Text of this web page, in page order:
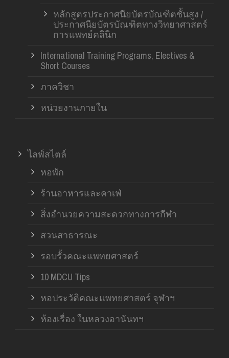
หลักสูตรประกาศนียบัตรบัณฑิตชั้นสูง /
ประกาศนียบัตรบัณฑิตทางวิทยาศาสตร์
การแพทย์คลินิก
International Training Programs, Electives &
Short Courses
ภาควิชา
หน่วยงานภายใน
ไลฟ์สไตล์
หอพัก
ร้านอาหารและคาเฟ่
สิ่งอำนวยความสะดวกทางการกีฬา
สวนสาธารณะ
รอบรั้วคณะแพทยศาสตร์
10 MDCU Tips
หอประวัติคณะแพทยศาสตร์ จุฬาฯ
ห้องเรื่อง ในหลวงอานันทฯ